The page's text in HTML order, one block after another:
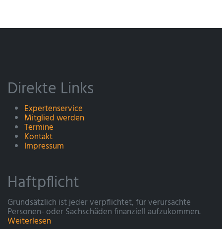
Direkte Links
Expertenservice
Mitglied werden
Termine
Kontakt
Impressum
Haftpflicht
Grundsätzlich ist jeder verpflichtet, für verursachte
Personen- oder Sachschäden finanziell aufzukommen.
Weiterlesen